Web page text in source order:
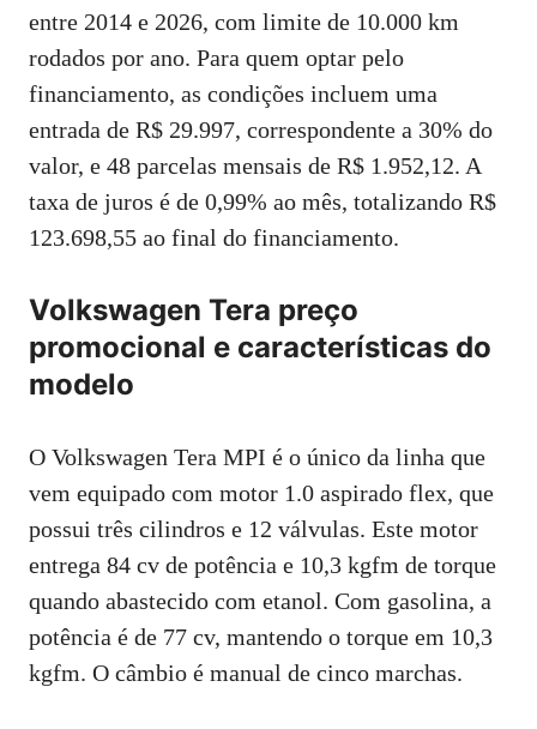
entre 2014 e 2026, com limite de 10.000 km
rodados por ano. Para quem optar pelo
financiamento, as condições incluem uma
entrada de R$ 29.997, correspondente a 30% do
valor, e 48 parcelas mensais de R$ 1.952,12. A
taxa de juros é de 0,99% ao mês, totalizando R$
123.698,55 ao final do financiamento.
Volkswagen Tera preço
promocional e características do
modelo
O Volkswagen Tera MPI é o único da linha que
vem equipado com motor 1.0 aspirado flex, que
possui três cilindros e 12 válvulas. Este motor
entrega 84 cv de potência e 10,3 kgfm de torque
quando abastecido com etanol. Com gasolina, a
potência é de 77 cv, mantendo o torque em 10,3
kgfm. O câmbio é manual de cinco marchas.